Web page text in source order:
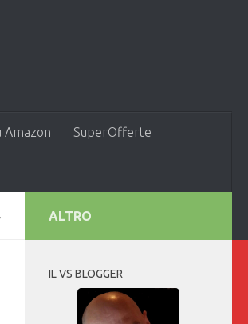
Amazon SuperOfferte
ALTRO
IL VS BLOGGER